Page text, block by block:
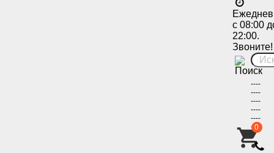
с 08:00
22:00.
Звоните!
----
----
----
----
----
----
0